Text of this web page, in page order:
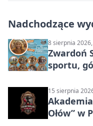
Nadchodzące
8 sierpnia
Zwardoń
sportu,
15 sierpnia
Ołów” w